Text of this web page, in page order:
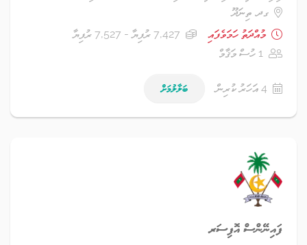
ގދ. ތިނަދޫ
މުއްދަތު ހަމަވެފައި
7,427 ރުފިޔާ - 7,527 ރުފިޔާ
1 ހުސް މަޤާމް
4 އަހަރު ކުރިން ބަލާލުމަށް
ފައިނޭންސް އޮފިސަރ